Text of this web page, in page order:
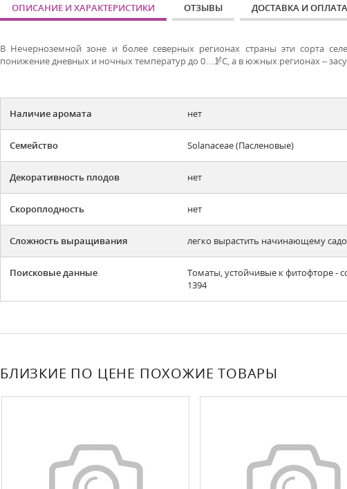
ОПИСАНИЕ И ХАРАКТЕРИСТИКИ ОТЗЫВЫ ДОСТАВКА И ОПЛАТА
В Нечерноземной зоне и более северных регионах страны эти сорта
понижение дневных и ночных температур до 0…1ͦ˚С, а в южных регионах –
Наличие аромата нет
Семейство Solanaceae (Пасленовые)
Декоративность плодов нет
Скороплодность нет
Сложность выращивания легко вырастить начинающему
Поисковые данные
Томаты, устойчивые к фитофторе -
1394
БЛИЗКИЕ ПО ЦЕНЕ ПОХОЖИЕ ТОВАРЫ